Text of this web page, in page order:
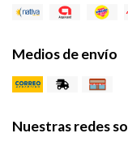
Medios de envío
Nuestras redes